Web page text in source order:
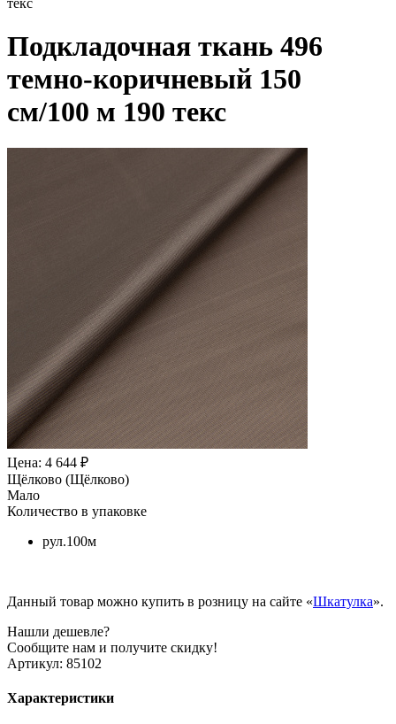
текс
Подкладочная ткань 496
темно-коричневый 150
см/100 м 190 текс
Цена: 4 644 ₽
Щёлково (Щёлково)
Мало
Количество в упаковке
рул.100м
Данный товар можно купить в розницу на сайте «Шкатулка».
Нашли дешевле?
Сообщите нам и получите скидку!
Артикул: 85102
Характеристики